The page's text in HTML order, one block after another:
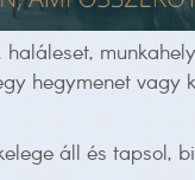
hegymenet vagy
áll és tapsol,